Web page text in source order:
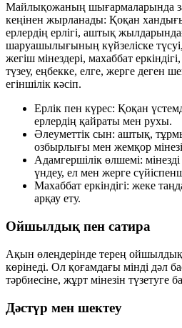
Майлықожаның шығармаларында
кеңінен жырланады: Қоқан
ерлердің ерлігі, аштық
шаруашылығының күйзеліске
жегіш мінездері, махаббат
түзеу, еңбекке, елге, жерге деген
егіншілік кәсіп.
Ерлік пен күрес: Қоқан
ерлердің қайраты мен рухы.
Әлеуметтік сын: аштық,
озбырлығы мен жемқор
Адамгершілік өлшемі:
үндеу, ел мен жерге
Махаббат еркіндігі: жеке
арқау ету.
Ойшылдық пен сатира
Ақын өлеңдерінде терең
көрінеді. Ол қоғамдағы мінді дәл
тәрбиесіне, жұрт мінезін түзетуге
Дәстүр мен шектеу